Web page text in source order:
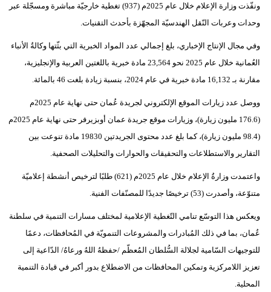
ونفّذت وزارة الإعلام خلال عام 2025م (937) تغطية خارجيّة مباشرة ومسجّلة عبر
وحدات وعربات النّقل الهندسيّة المجهّزة بأحدث التقنيات.
وفي مجال الإنتاج الإخباري، بلغ إجمالي عدد المواد الخبرية التي بثّتها وكالةُ الأنباء
العُمانية خلال عام 2025 نحو 23,564 مادة خبرية باللغتين العربية والإنجليزية،
مقارنة بـ 16,132 مادة خبرية في عام 2024، بنسبة زيادة بلغت 46 بالمائة.
ووصل عدد زيارات الموقع الإلكتروني لجريدة عُمان حتى نهاية عام 2025م
(176.6 مليون زيارة)، وزيارات موقع جريدة عمان أوبزيرفر حتى نهاية عام 2025م
(98.4 مليون زيارة)، كما بلغ عدد محتوى الجريدتين 19830 مادة تنوعت بين
التقارير والاستطلاعات والتحقيقات والحوارات والتحليلات الصحفية.
واعتمدت وزارةُ الإعلام خلال عام 2025م (621) طلبًا لترخيص أنشطة إعلاميّة
متنوّعة، وأصدرت (53) ترخيصًا جديدًا للمصنّفات الفنية.
ويعكس هذا التوسّع تنامي التّغطية الإعلامية لمختلف مسارات التنمية في سلطنة
عُمان، بما في ذلك المُبادرات والمشروعات التنمويّة في المُحافظات، دعمًا
للتوجيهات السّامية لجلالة السُّلطان المُعظّم /حفظهُ اللهُ ورعاهُ/ الدّاعية إلى
تعزيز اللامركزية وتمكين المحافظات من الاضطلاع بدور أكبر في قيادة التنمية
المحلية.